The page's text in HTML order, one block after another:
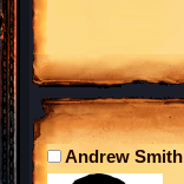
Andrew Smith